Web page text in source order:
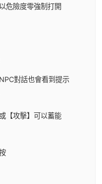
危險度零強制打開
對話也會看到提示
【攻擊】可以蓄能